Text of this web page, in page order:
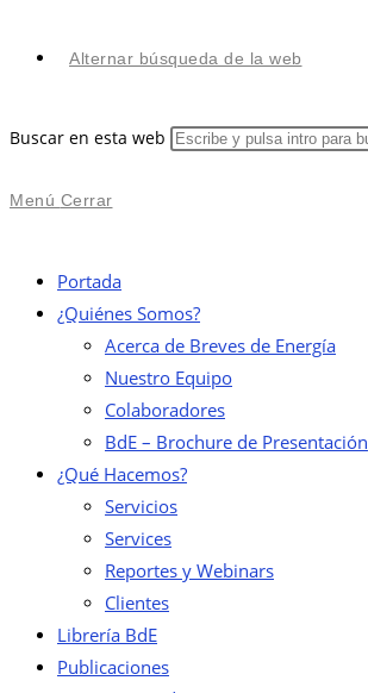
Alternar búsqueda de la web
Buscar en esta web
Menú Cerrar
Portada
¿Quiénes Somos?
Acerca de Breves de Energía
Nuestro Equipo
Colaboradores
BdE – Brochure de Presentación
¿Qué Hacemos?
Servicios
Services
Reportes y Webinars
Clientes
Librería BdE
Publicaciones